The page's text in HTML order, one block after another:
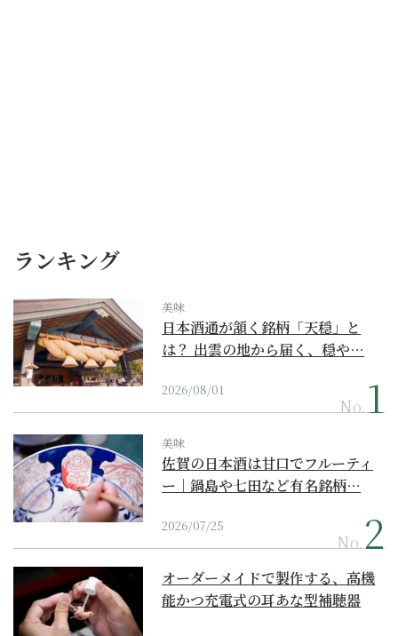
ランキング
美味
日本酒通が頷く銘柄「天穏」と
は？ 出雲の地から届く、穏や…
2026/08/01
No.
美味
佐賀の日本酒は甘口でフルーティ
ー｜鍋島や七田など有名銘柄…
2026/07/25
No.
オーダーメイドで製作する、高機
能かつ充電式の耳あな型補聴器